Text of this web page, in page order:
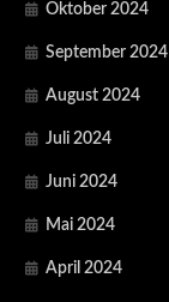
Oktober 2024
September 2024
August 2024
Juli 2024
Juni 2024
Mai 2024
April 2024